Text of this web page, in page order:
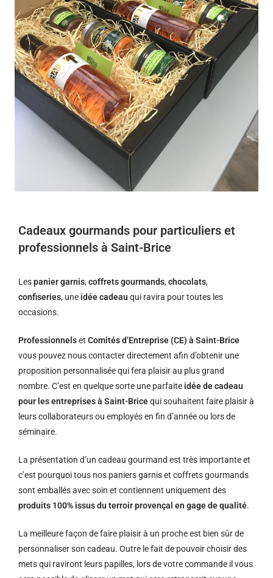
Cadeaux gourmands pour particuliers et
professionnels à Saint-Brice
Lespanier garnis,coffrets gourmands,chocolats,
confiseries, une idée cadeau qui ravira pour toutes les
occasions.
Professionnelset Comités d’Entreprise (CE) à Saint-Brice
vous pouvez nous contacter directement afin d’obtenir une
proposition personnalisée qui fera plaisir au plus grand
nombre. C’est en quelque sorte une parfaite idée de cadeau
pour les entreprises à Saint-Bricequi souhaitent faire plaisir à
leurs collaborateurs ou employés en fin d’année ou lors de
séminaire.
La présentation d’un cadeau gourmand est très importante et
c’est pourquoi tous nos paniers garnis et coffrets gourmands
sont emballés avec soin et contiennent uniquement des
produits 100% issus du terroir provençal en gage de qualité.
La meilleure façon de faire plaisir à un proche est bien sûr de
personnaliser son cadeau. Outre le fait de pouvoir choisir des
mets qui raviront leurs papilles, lors de votre commande il vous